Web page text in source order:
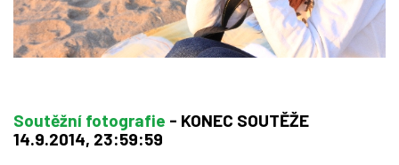
Soutěžní fotografie - KONEC SOUTĚŽE
14.9.2014, 23:59:59